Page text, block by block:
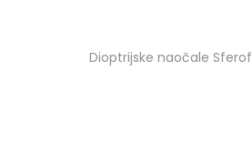
Dioptrijske naočale